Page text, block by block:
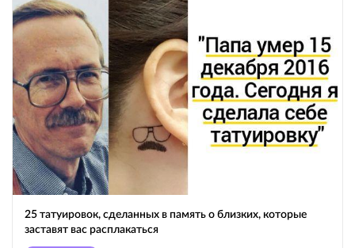
25 татуировок, сделанных в память о близких, которые
заставят вас расплакаться